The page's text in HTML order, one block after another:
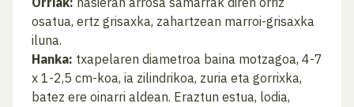
osatua, ertz grisaxka, zahartzean marroi-grisaxka
iluna.
Hanka: txapelaren diametroa baina motzagoa, 4-7
x 1-2,5 cm-koa, ia zilindrikoa, zuria eta gorrixka,
batez ere oinarri aldean. Eraztun estua, lodia,